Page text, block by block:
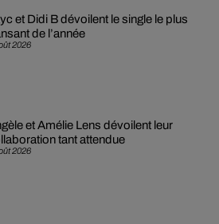
2026
et Didi B dévoilent le single le plus
de l’année
2026
et Amélie Lens dévoilent leur
tant attendue